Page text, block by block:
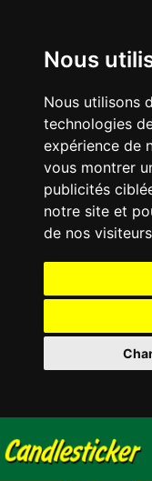
Nous
Nous utilisons
technologies
expérience de
vous montrer
publicités
notre site et
de nos